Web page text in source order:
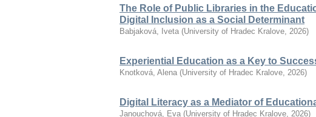
The Role of Public Libraries in the
Digital Inclusion as a Social Determinant
Babjaková, Iveta (University of Hradec Kralove, 2026)
Experiential Education as a Key to
Knotková, Alena (University of Hradec Kralove, 2026)
Digital Literacy as a Mediator of
Janouchová, Eva (University of Hradec Kralove, 2026)